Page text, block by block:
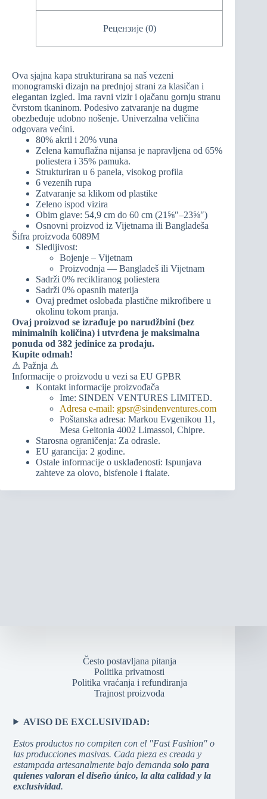
Рецензије (0)
Ova sjajna kapa strukturirana sa naš vezeni
monogramski dizajn na prednjoj strani za klasičan i
elegantan izgled. Ima ravni vizir i ojačanu gornju stranu
čvrstom tkaninom. Podesivo zatvaranje na dugme
obezbeđuje udobno nošenje. Univerzalna veličina
odgovara većini.
80% akril i 20% vuna
Zelena kamuflažna nijansa je napravljena od 65%
poliestera i 35% pamuka.
Strukturiran u 6 panela, visokog profila
6 vezenih rupa
Zatvaranje sa klikom od plastike
Zeleno ispod vizira
Obim glave: 54,9 cm do 60 cm (21⅝″–23⅝″)
Osnovni proizvod iz Vijetnama ili Bangladeša
Šifra proizvoda 6089M
Sledljivost:
Bojenje – Vijetnam
Proizvodnja — Bangladeš ili Vijetnam
Sadrži 0% recikliranog poliestera
Sadrži 0% opasnih materija
Ovaj predmet oslobađa plastične mikrofibere u
okolinu tokom pranja.
Ovaj proizvod se izrađuje po narudžbini (bez
minimalnih količina) i utvrđena je maksimalna
ponuda od 382 jedinice za prodaju.
Kupite odmah!
⚠ Pažnja ⚠
Informacije o proizvodu u vezi sa EU GPBR
Kontakt informacije proizvođača
Ime: SINDEN VENTURES LIMITED.
Adresa e-mail: gpsr@sindenventures.com
Poštanska adresa: Markou Evgenikou 11,
Mesa Geitonia 4002 Limassol, Chipre.
Starosna ograničenja: Za odrasle.
EU garancija: 2 godine.
Ostale informacije o usklađenosti: Ispunjava
zahteve za olovo, bisfenole i ftalate.
Često postavljana pitanja
Politika privatnosti
Politika vraćanja i refundiranja
Trajnost proizvoda
AVISO DE EXCLUSIVIDAD:
Estos productos no compiten con el "Fast Fashion" o
las producciones masivas. Cada pieza es creada y
estampada artesanalmente bajo demandasolo para
quienes valoran el diseño único, la alta calidad y la
exclusividad.